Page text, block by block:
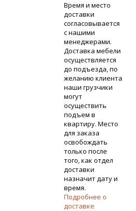
Время и место
доставки
согласовывается
с нашими
менеджерами.
Доставка мебели
осуществляется
до подъезда, по
желанию клиента
наши грузчики
могут
осуществить
подъем в
квартиру. Место
для заказа
освобождать
только после
того, как отдел
доставки
назначит дату и
время.
Подробнее о
доставке